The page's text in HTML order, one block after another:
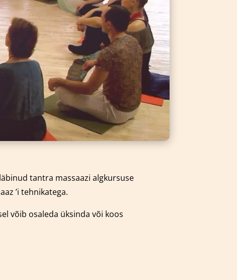
tantra massaazi algkursuse
’i tehnikatega.
võib osaleda üksinda või koos